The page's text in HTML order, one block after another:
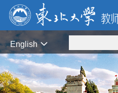
English